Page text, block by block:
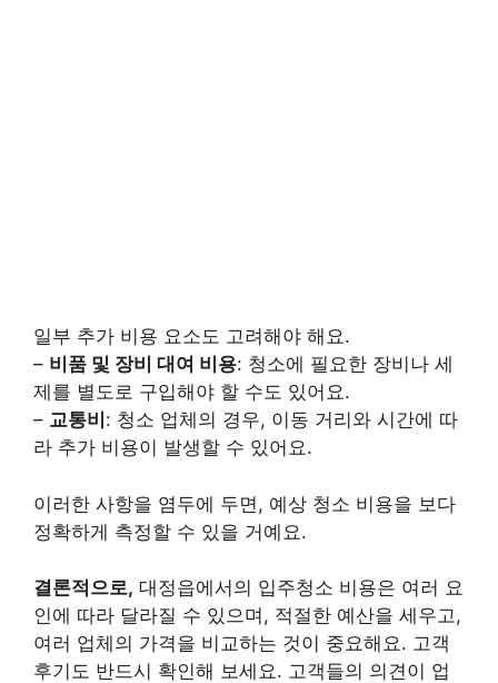
일부 추가 비용 요소도 고려해야 해요.
– 비품 및 장비 대여 비용: 청소에 필요한 장비나 세
제를 별도로 구입해야 할 수도 있어요.
– 교통비 : 청소 업체의 경우, 이동 거리와 시간에 따
라 추가 비용이 발생할 수 있어요.
이러한 사항을 염두에 두면, 예상 청소 비용을 보다
정확하게 측정할 수 있을 거예요.
결론적으로, 대정읍에서의 입주청소 비용은 여러 요
인에 따라 달라질 수 있으며, 적절한 예산을 세우고,
여러 업체의 가격을 비교하는 것이 중요해요. 고객
후기도 반드시 확인해 보세요. 고객들의 의견이 업